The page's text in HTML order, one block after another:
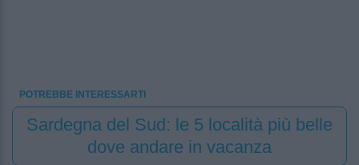
POTREBBE INTERESSARTI
Sardegna del Sud: le 5 località più belle
dove andare in vacanza